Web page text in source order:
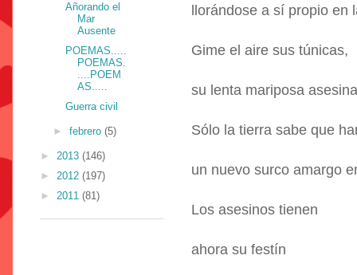
llorándose a sí propio en
Gime el aire sus túnicas,
su lenta mariposa
Sólo la tierra sabe que
un nuevo surco amargo
Los asesinos tienen
ahora su festín
Añorando el
Mar
Ausente
POEMAS.....
POEMAS.
....POEM
AS.....
Guerra civil
► febrero (5)
► 2013 (146)
► 2012 (197)
► 2011 (81)